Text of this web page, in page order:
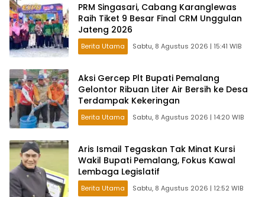
PRM Singasari, Cabang Karanglewas
Raih Tiket 9 Besar Final CRM Unggulan
Jateng 2026
Berita Utama Sabtu, 8 Agustus 2026 | 15:41 WIB
Aksi Gercep Plt Bupati Pemalang
Gelontor Ribuan Liter Air Bersih ke Desa
Terdampak Kekeringan
Berita Utama Sabtu, 8 Agustus 2026 | 14:20 WIB
Aris Ismail Tegaskan Tak Minat Kursi
Wakil Bupati Pemalang, Fokus Kawal
Lembaga Legislatif
Berita Utama Sabtu, 8 Agustus 2026 | 12:52 WIB